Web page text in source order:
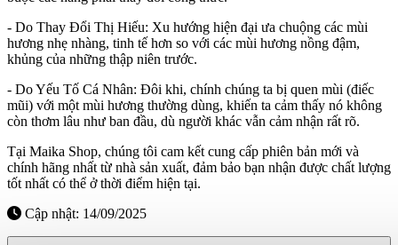
- Do Thay Đổi Thị Hiếu: Xu hướng hiện đại ưa chuộng các mùi
hương nhẹ nhàng, tinh tế hơn so với các mùi hương nồng đậm,
khủng của những thập niên trước.
- Do Yếu Tố Cá Nhân: Đôi khi, chính chúng ta bị quen mùi (điếc
mũi) với một mùi hương thường dùng, khiến ta cảm thấy nó không
còn thơm lâu như ban đầu, dù người khác vẫn cảm nhận rất rõ.
Tại Maika Shop, chúng tôi cam kết cung cấp phiên bản mới và
chính hãng nhất từ nhà sản xuất, đảm bảo bạn nhận được chất lượng
tốt nhất có thể ở thời điểm hiện tại.
Cập nhật: 14/09/2025